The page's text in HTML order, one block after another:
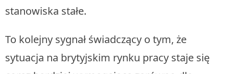
stanowiska stałe.
To kolejny sygnał świadczący o tym, że
sytuacja na brytyjskim rynku pracy staje się